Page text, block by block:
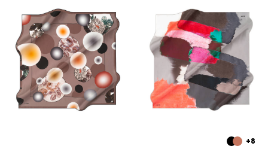
Yıkama ve bakım için ürün etiketindeki talimatları
izleyiniz. İpek ve hassas eşarpların elde bakımında
destek içinAker İpek Eşarp Şampuanıkullanabilirsiniz.
Sıkça Sorulan Sorular
Bu eşarbın ölçüsü nedir?
Ürünün kumaş kalitesi nedir?
Deseninde hangi renkler öne çıkar?
Hangi kombinlerle kullanılabilir?
+8